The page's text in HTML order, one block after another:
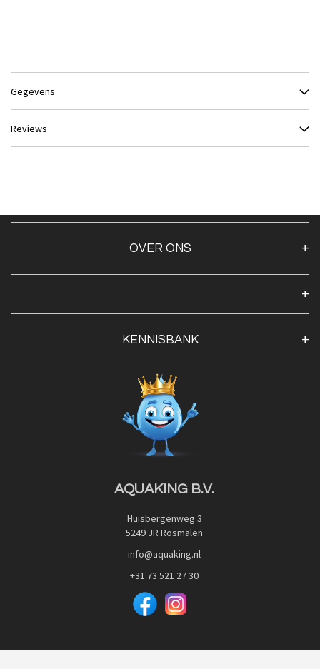
Gegevens
Reviews
OVER ONS
Openingstijden
Contact
Privacy Policy
Veilig betalen met:
KENNISBANK
Blog
Advies
Red Label Filter Series
Nishikigoi-Ô
JPD Japan Pet Design
AQUAKING B.V.
Huisbergenweg 3
5249 JR Rosmalen
info@aquaking.nl
+31 73 521 27 30